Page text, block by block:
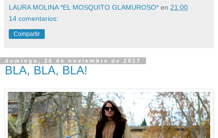
LAURA MOLINA *EL MOSQUITO GLAMUROSO* en 21:00
14 comentarios:
Compartir
domingo, 26 de noviembre de 2017
BLA, BLA, BLA!